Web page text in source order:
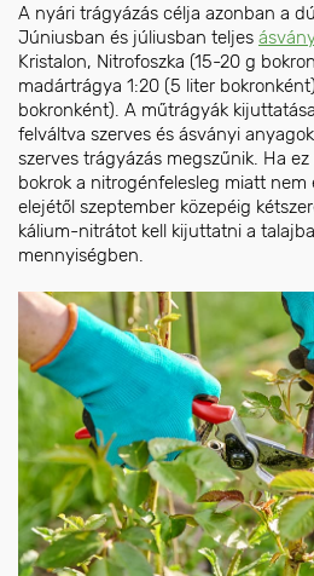
A nyári trágyázás célja azonban a
Júniusban és júliusban teljes
Kristalon, Nitrofoszka (15-20 g
madártrágya 1:20 (5 liter
bokronként). A műtrágyák
felváltva szerves és ásványi
szerves trágyázás megszűnik. Ha
bokrok a nitrogénfelesleg miatt
elejétől szeptember közepéig
kálium-nitrátot kell kijuttatni a
mennyiségben.